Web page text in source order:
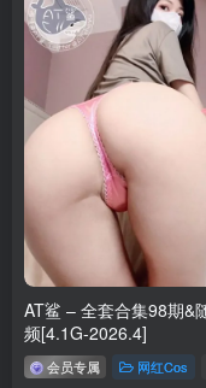
AT鲨 – 全套合集98期&
频[4.1G-2026.4]
会员专属 网红Cos